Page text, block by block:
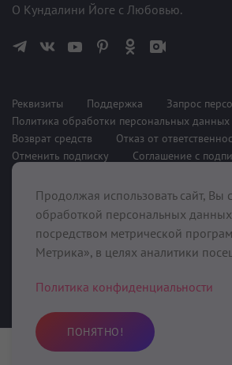
О Кундалини Йоге с Любовью.
Реквизиты Поддержка
Запрос
Политика обработки персональных данных
Возврат средств
Отказ от
Отменить подписку
Соглашение с
При поддержке
Продолжая использовать сайт, Вы
обработкой персональных
посредством метрической
Метрика», в целях аналитики
Политика конфиденциальности
ПОНЯТНО!